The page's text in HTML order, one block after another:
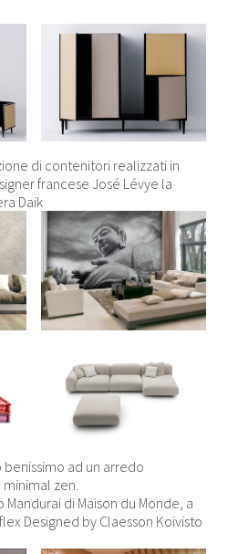
di contenitori realizzati in
francese José Lévye la
Daik
benissimo ad un arredo
zen.
Mandurai di Maison du Monde, a
Designed by Claesson Koivisto